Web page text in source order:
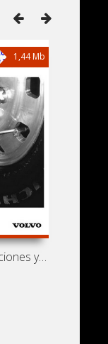
1,44 Mb
Manual de instrucciones y mantenimiento